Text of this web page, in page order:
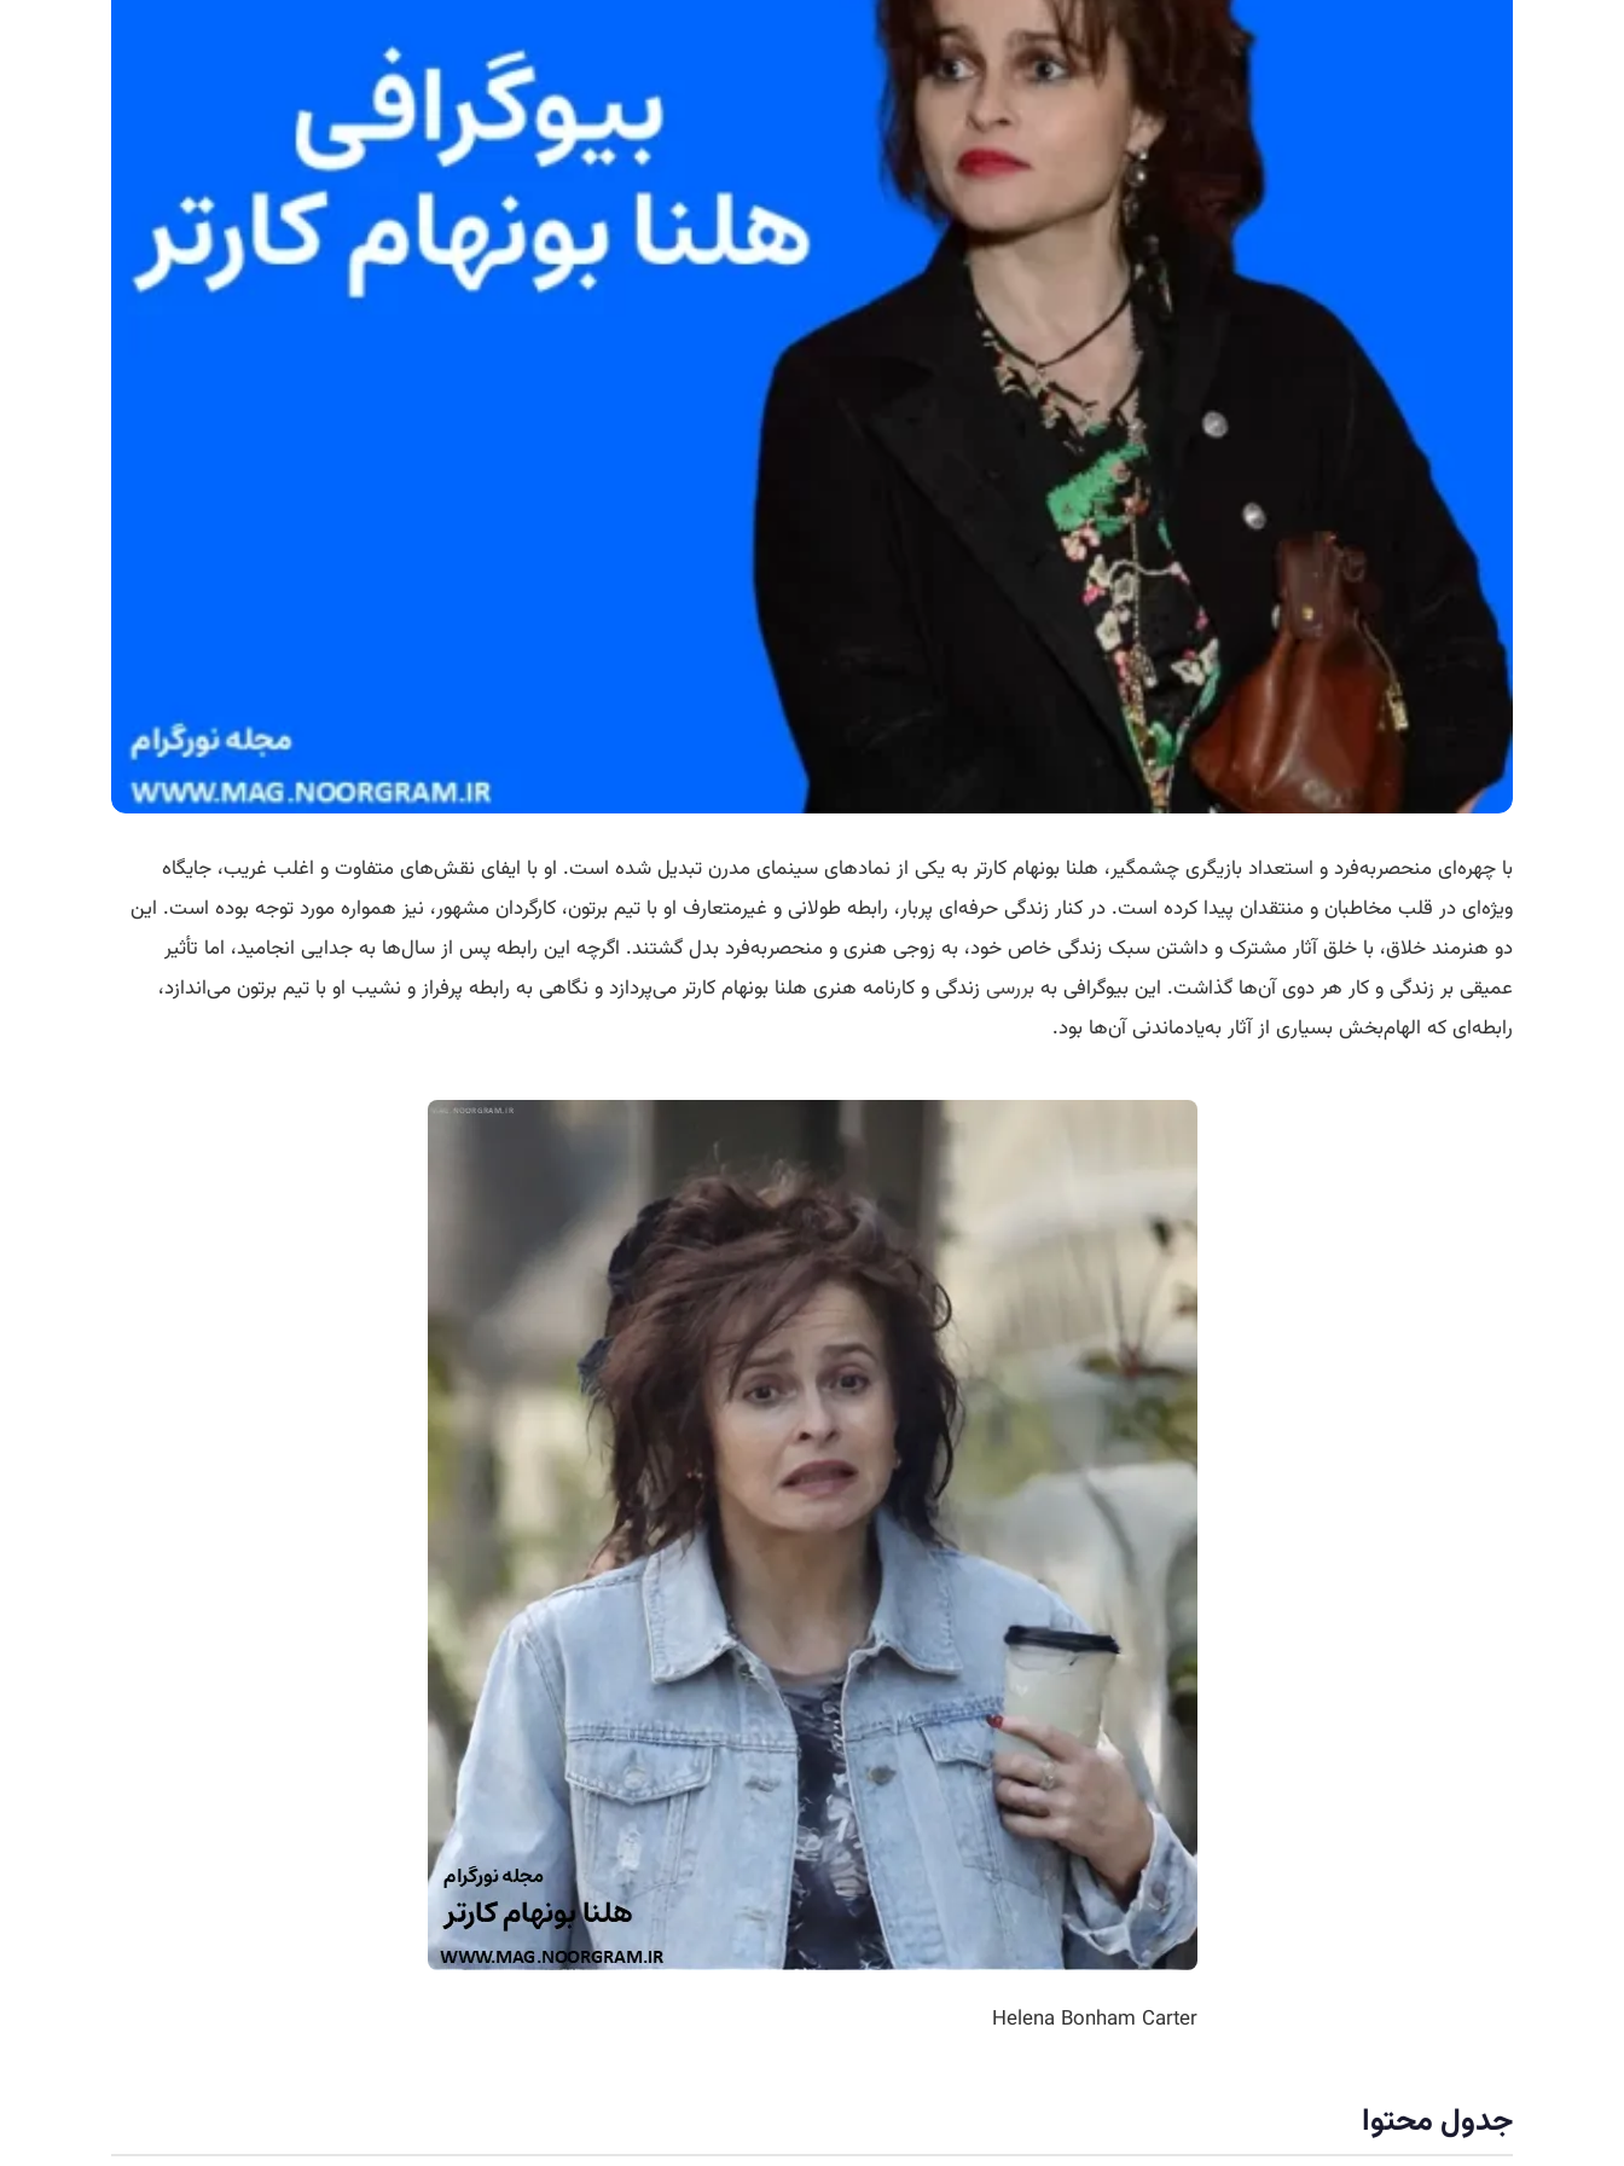
با چهره‌ای منحصربه‌فرد و استعداد بازیگری چشمگیر، هلنا بونهام کارتر به یکی از نمادهای سینمای مدرن تبدیل شده است. او با ایفای نقش‌های متفاوت و اغلب غریب، جایگاه
ویژه‌ای در قلب مخاطبان و منتقدان پیدا کرده است. در کنار زندگی حرفه‌ای پربار، رابطه طولانی و غیرمتعارف او با تیم برتون، کارگردان مشهور، نیز همواره مورد توجه بوده است. این
دو هنرمند خلاق، با خلق آثار مشترک و داشتن سبک زندگی خاص خود، به زوجی هنری و منحصربه‌فرد بدل گشتند. اگرچه این رابطه پس از سال‌ها به جدایی انجامید، اما تأثیر
عمیقی بر زندگی و کار هر دوی آن‌ها گذاشت. این بیوگرافی به بررسی زندگی و کارنامه هنری هلنا بونهام کارتر می‌پردازد و نگاهی به رابطه پرفراز و نشیب او با تیم برتون می‌اندازد،
رابطه‌ای که الهام‌بخش بسیاری از آثار به‌یادماندنی آن‌ها بود.
Helena Bonham Carter
جدول محتوا